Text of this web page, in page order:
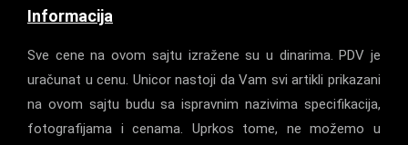
Informacija
Sve cene na ovom sajtu izražene su u dinarima. PDV je
uračunat u cenu. Unicor nastoji da Vam svi artikli prikazani
na ovom sajtu budu sa ispravnim nazivima specifikacija,
fotografijama i cenama. Uprkos tome, ne možemo u